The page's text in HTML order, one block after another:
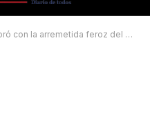
la arremetida feroz del coronavirus